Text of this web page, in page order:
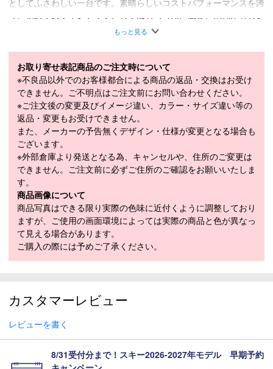
としてふさわしい一台です。素晴らしいコストパフォーマンスを誇
り、初めてのツインチップとしてはもちろん、成長と消耗が著しい
ジュニアライダーにもおすすめです。
SPECIFICATION
モデル
RA0000874
LENGTH（cm）
143cm / 150cm / 157cm / 164cm / 171cm
SIDECUT（mm）
117-84-109mm
RADIUS（m）
143cm（10.3m）、150cm（11.6m）、
157cm（13m）、164cm（14.5m）、
171cm（16m）
WEIGHT（1/2g）
モデル年
2026-2027
スキー 注意事項
＊商品情報はディーラーカタログを基に表記しております。
＊製造の時期により、デザインが商品画像と異なる場合がご
ざいます。
＊店頭在庫と共有をしております。タイミングにより完売す
もっと見る
お取り寄せ表記商品のご注文時について
※不良品以外でのお客様都合による商品の返品・交換はお受け
できません。ご不明点はご注文前にお問い合わせください。
※ご注文後の変更及びイメージ違い、カラー・サイズ違い等の
返品・変更もお受けできません。
また、メーカーの予告無くデザイン・仕様が変更となる場合も
ございます。
※外部倉庫より発送となる為、キャンセルや、住所のご変更は
できません。ご注文前に必ずご住所のご確認をお願いいたしま
す。
商品画像について
商品写真はできる限り実際の色味に近付くように調整しており
ますが、ご使用の画面環境によっては実際の商品と色が異なっ
て見える場合があります。
ご購入の際には予めご了承ください。
カスタマーレビュー
レビューを書く
8/31受付分まで！スキー2026-2027年モデル 早期予約